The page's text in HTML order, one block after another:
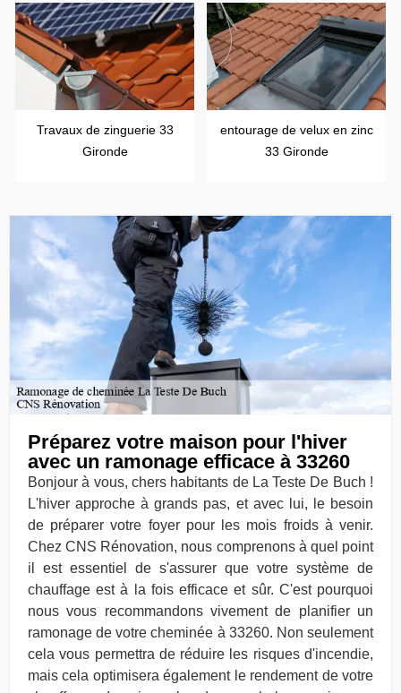
Travaux de zinguerie 33
Gironde
entourage de velux en zinc
33 Gironde
Préparez votre maison pour l'hiver
avec un ramonage efficace à 33260
Bonjour à vous, chers habitants de La Teste De Buch !
L'hiver approche à grands pas, et avec lui, le besoin
de préparer votre foyer pour les mois froids à venir.
Chez CNS Rénovation, nous comprenons à quel point
il est essentiel de s'assurer que votre système de
chauffage est à la fois efficace et sûr. C'est pourquoi
nous vous recommandons vivement de planifier un
ramonage de votre cheminée à 33260. Non seulement
cela vous permettra de réduire les risques d'incendie,
mais cela optimisera également le rendement de votre